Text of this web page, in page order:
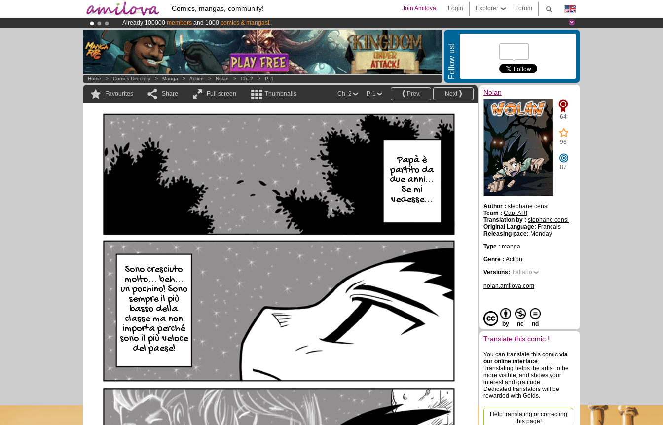
Comics, mangas, community! Forum
Explorer
Login
Join Amilova
Already 100000 members and 1000 comics & mangas!.
Premium membership from3.95 eurosper month !Get membership now
AmilovaKickstarter is now LIVE!.
Follow us!
Home > Comics Directory > Manga > Action > Nolan > Ch. 2 > P. 1
Favourites Share Full screen Thumbnails Next
Prev.
P. 1
Ch. 2
Papà è
partito da
due anni...
Se mi
vedesse...
Sono cresciuto
molto... beh...
un pochino! Sono
sempre il più
basso della
classe ma non
importa perché
sono il più veloce
del paese!
Nolan
64
96
87
Author : stephane censi
Team : Cap. AR!
Translation by : stephane censi
Original Language: Français
Releasing pace: Monday
Type : manga
Genre : Action
Versions:
Italiano
nolan.amilova.com
by nc nd
Translate this comic !
You can translate this comic via
our online interface.
Translating helps the artist to be
more visible, and shows your
interest and gratitude.
Dedicated translators will be
rewarded with Golds.
Help translating or correcting
this page!